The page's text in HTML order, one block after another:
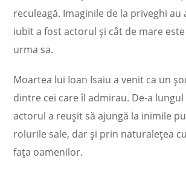
reculeagă. Imaginile de la priveghi au
iubit a fost actorul și cât de mare
urma sa.
Moartea lui Ioan Isaiu a venit ca un
dintre cei care îl admirau. De-a
actorul a reușit să ajungă la inimile
rolurile sale, dar și prin naturalețea
fața oamenilor.